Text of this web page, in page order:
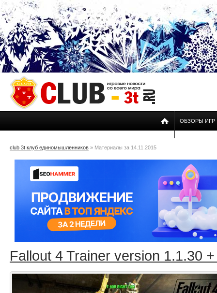
ОБЗОРЫ ИГР
club 3t клуб единомышленников » Материалы за 14.11.2015
Fallout 4 Trainer version 1.1.30